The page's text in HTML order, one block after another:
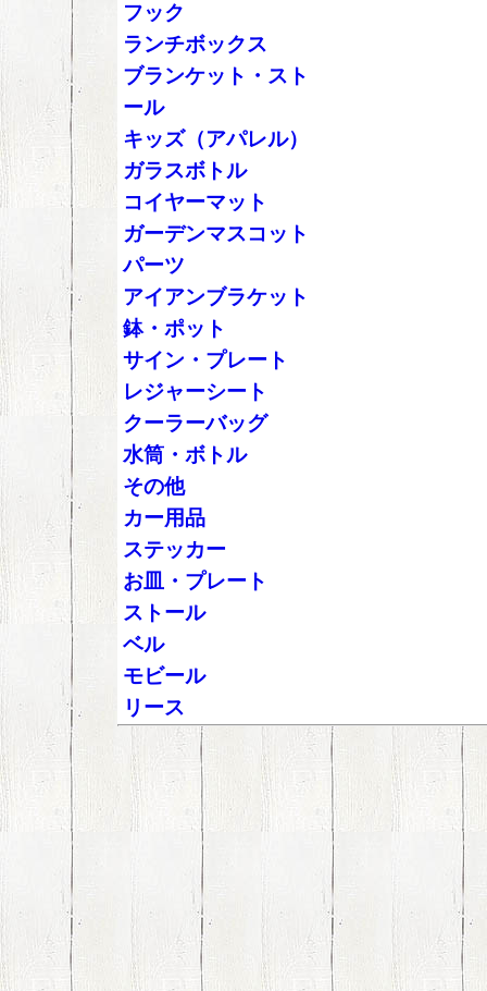
フック
ランチボックス
ブランケット・スト
ール
キッズ（アパレル）
ガラスボトル
コイヤーマット
ガーデンマスコット
パーツ
アイアンブラケット
鉢・ポット
サイン・プレート
レジャーシート
クーラーバッグ
水筒・ボトル
その他
カー用品
ステッカー
お皿・プレート
ストール
ベル
モビール
リース